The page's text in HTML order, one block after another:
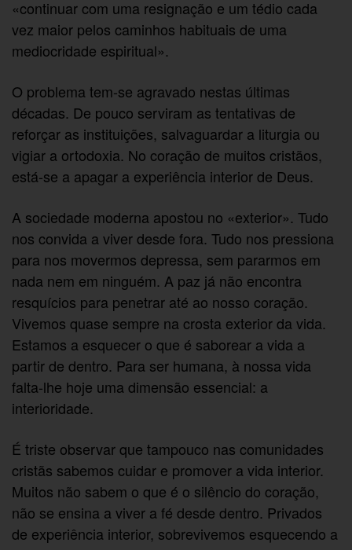
«continuar com uma resignação e um tédio cada
vez maior pelos caminhos habituais de uma
mediocridade espiritual».
O problema tem-se agravado nestas últimas
décadas. De pouco serviram as tentativas de
reforçar as instituições, salvaguardar a liturgia ou
vigiar a ortodoxia. No coração de muitos cristãos,
está-se a apagar a experiência interior de Deus.
A sociedade moderna apostou no «exterior». Tudo
nos convida a viver desde fora. Tudo nos pressiona
para nos movermos depressa, sem pararmos em
nada nem em ninguém. A paz já não encontra
resquícios para penetrar até ao nosso coração.
Vivemos quase sempre na crosta exterior da vida.
Estamos a esquecer o que é saborear a vida a
partir de dentro. Para ser humana, à nossa vida
falta-lhe hoje uma dimensão essencial: a
interioridade.
É triste observar que tampouco nas comunidades
cristãs sabemos cuidar e promover a vida interior.
Muitos não sabem o que é o silêncio do coração,
não se ensina a viver a fé desde dentro. Privados
de experiência interior, sobrevivemos esquecendo a